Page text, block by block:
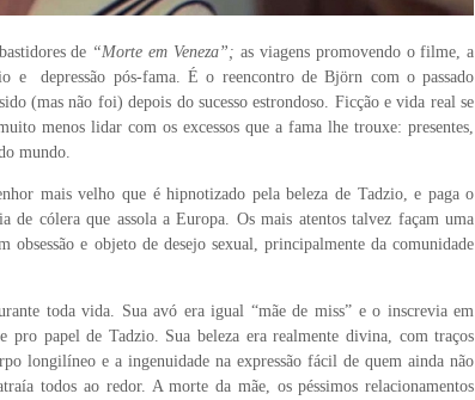
de “Morte em Veneza”; as viagens promovendo o filme, a
depressão pós-fama. É o reencontro de Björn com o passado
(mas não foi) depois do sucesso estrondoso. Ficção e vida real se
menos lidar com os excessos que a fama lhe trouxe: presentes,
mundo.
mais velho que é hipnotizado pela beleza de Tadzio, e paga o
de cólera que assola a Europa. Os mais atentos talvez façam uma
e objeto de desejo sexual, principalmente da comunidade
toda vida. Sua avó era igual “mãe de miss” e o inscrevia em
papel de Tadzio. Sua beleza era realmente divina, com traços
longilíneo e a ingenuidade na expressão fácil de quem ainda não
todos ao redor. A morte da mãe, os péssimos relacionamentos